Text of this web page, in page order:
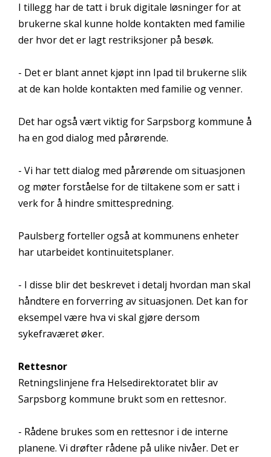
I tillegg har de tatt i bruk digitale løsninger for at
brukerne skal kunne holde kontakten med familie
der hvor det er lagt restriksjoner på besøk.
- Det er blant annet kjøpt inn Ipad til brukerne slik
at de kan holde kontakten med familie og venner.
Det har også vært viktig for Sarpsborg kommune å
ha en god dialog med pårørende.
- Vi har tett dialog med pårørende om situasjonen
og møter forståelse for de tiltakene som er satt i
verk for å hindre smittespredning.
Paulsberg forteller også at kommunens enheter
har utarbeidet kontinuitetsplaner.
- I disse blir det beskrevet i detalj hvordan man skal
håndtere en forverring av situasjonen. Det kan for
eksempel være hva vi skal gjøre dersom
sykefraværet øker.
Rettesnor
Retningslinjene fra Helsedirektoratet blir av
Sarpsborg kommune brukt som en rettesnor.
- Rådene brukes som en rettesnor i de interne
planene. Vi drøfter rådene på ulike nivåer. Det er